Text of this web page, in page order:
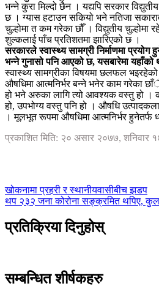
भन्ने कुरा मिल्दो छैन । यद्यपि सरकार
छ । ग्यास हटाउन सकियो भने नतिजा
चुल्होमा त कम गरेका छौँ । विद्युतीय चुल्होमा
शुल्कलाई पाँच प्रतिशतमा झारिएको छ ।
सरकारले स्वास्थ्य सामग्री निर्माणमा
भन्ने गुनासो पनि आएको छ, यसबारेमा यहाँको
स्वास्थ्य सामग्रीका विषयमा छलफल
औषधिमा आत्मनिर्भर बन्ने भनेर काम गरेका
हो भने अरुका लागि त्यो आवश्यक वस्तु हो ।
हो, उपभोग्य वस्तु पनि हो । औषधि
। मूलभूत रूपमा औषधिमा आत्मनिर्भर हुनेतर्फ
प्रकाशित मिति: २० असार २०७७, शनिवार
खोकनामा प्रहरी र स्थानीयवासीबीच झडप
थप २३२ जना कोरोना सङ्क्रमित थपिए,
प्रतिक्रिया दिनुहोस्
सम्बन्धित शीर्षकहरु